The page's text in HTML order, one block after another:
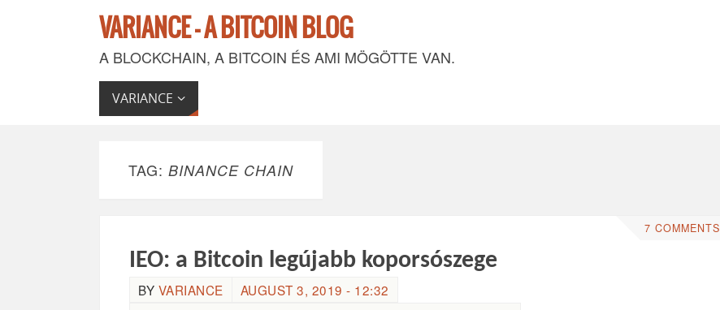
VARIANCE - A BITCOIN BLOG
A BLOCKCHAIN, A BITCOIN ÉS AMI MÖGÖTTE VAN.
VARIANCE
TAG: BINANCE CHAIN
7 COMMENTS
IEO: a Bitcoin legújabb koporsószege
BY VARIANCE
AUGUST 3, 2019 - 12:32